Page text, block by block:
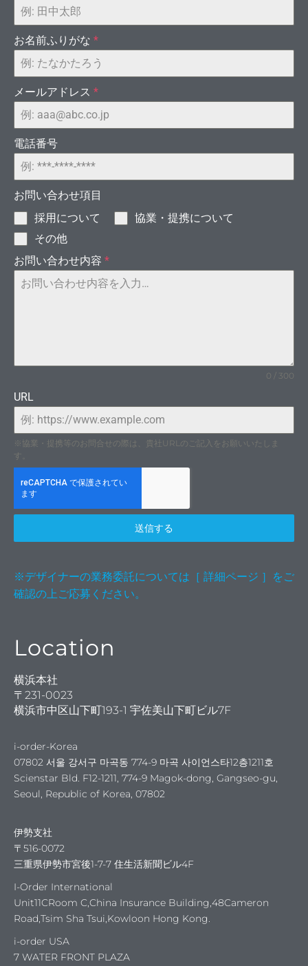
]海外ブ
お名前ふりがな *
メールアドレス *
電話番号
お問い合わせ項目
採用について
協業・提携について
その他
お問い合わせ内容 *
0 / 300
URL
※協業・提携等のお問合せの際は、貴社URLのご記入をお願いいたしま
す。
送信する
※デザイナーの業務委託については［ 詳細ページ ］をご
確認の上ご応募ください。
Location
横浜本社
〒231-0023
横浜市中区山下町193-1 宇佐美山下町ビル7F
i-order-Korea
07802 서울 강서구 마곡동 774-9 마곡 사이언스타12층1211호
Scienstar Bld. F12-1211, 774-9 Magok-dong, Gangseo-gu,
Seoul, Republic of Korea, 07802
伊勢支社
〒516-0072
三重県伊勢市宮後1-7-7 住生活新聞ビル4F
I-Order International
Unit11CRoom C,China Insurance Building,48Cameron
Road,Tsim Sha Tsui,Kowloon Hong Kong.
i-order USA
7 WATER FRONT PLAZA